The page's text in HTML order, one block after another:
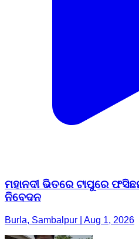
ମହାନଦୀ ଭିତରେ ଟାପୁରେ
ନିବେଦନ
Burla, Sambalpur | Aug 1, 2026